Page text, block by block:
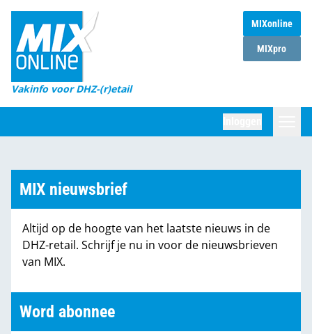
MIXonline
MIXpro
Vakinfo voor DHZ-(r)etail
Home
Magazines
DHZ Sessie
Marktcijfers
Partners
MIX nieuwsbrief
Altijd op de hoogte van het laatste nieuws in de
DHZ-retail. Schrijf je nu in voor de nieuwsbrieven
van MIX.
Word abonnee